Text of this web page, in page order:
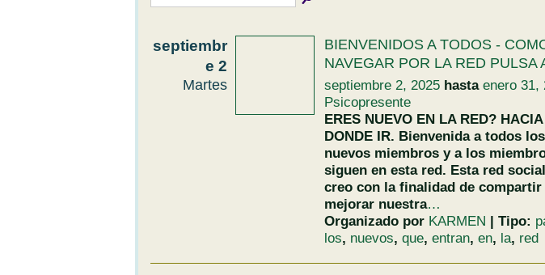
septiembr
e 2
Martes
BIENVENIDOS A TODOS -
NAVEGAR POR LA RED PULSA
septiembre 2, 2025 hasta enero 31,
Psicopresente
ERES NUEVO EN LA RED? HACIA
DONDE IR. Bienvenida a todos los
nuevos miembros y a los
siguen en esta red. Esta red
creo con la finalidad de compartir
mejorar nuestra…
Organizado por KARMEN | Tipo:
los, nuevos, que, entran, en, la, red